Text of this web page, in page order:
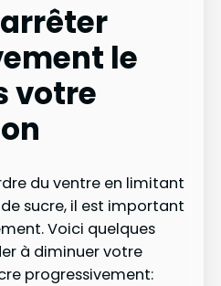
le
votre
du ventre en limitant
sucre, il est important
Voici quelques
à diminuer votre
progressivement: